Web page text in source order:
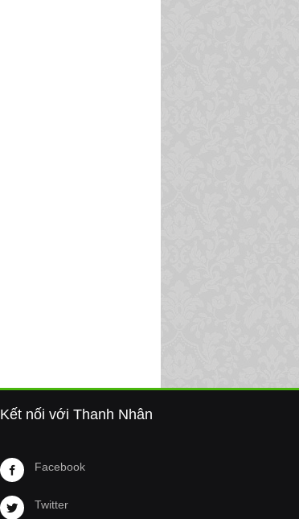
Kết nối với Thanh Nhân
Facebook
Twitter